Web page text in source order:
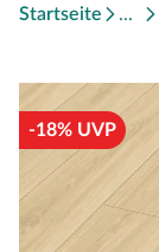
Startseite
-18% UVP